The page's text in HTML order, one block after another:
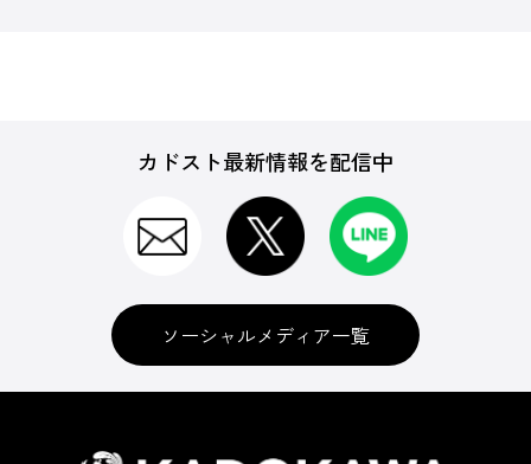
カドスト最新情報を配信中
ソーシャルメディア一覧